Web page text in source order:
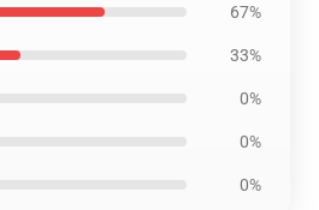
67%
33%
0%
0%
0%